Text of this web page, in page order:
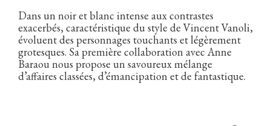
Dans un noir et blanc intense aux contrastes
exacerbés, caractéristique du style de Vincent Vanoli,
évoluent des personnages touchants et légèrement
grotesques. Sa première collaboration avec Anne
Baraou nous propose un savoureux mélange
d’affaires classées, d’émancipation et de fantastique.